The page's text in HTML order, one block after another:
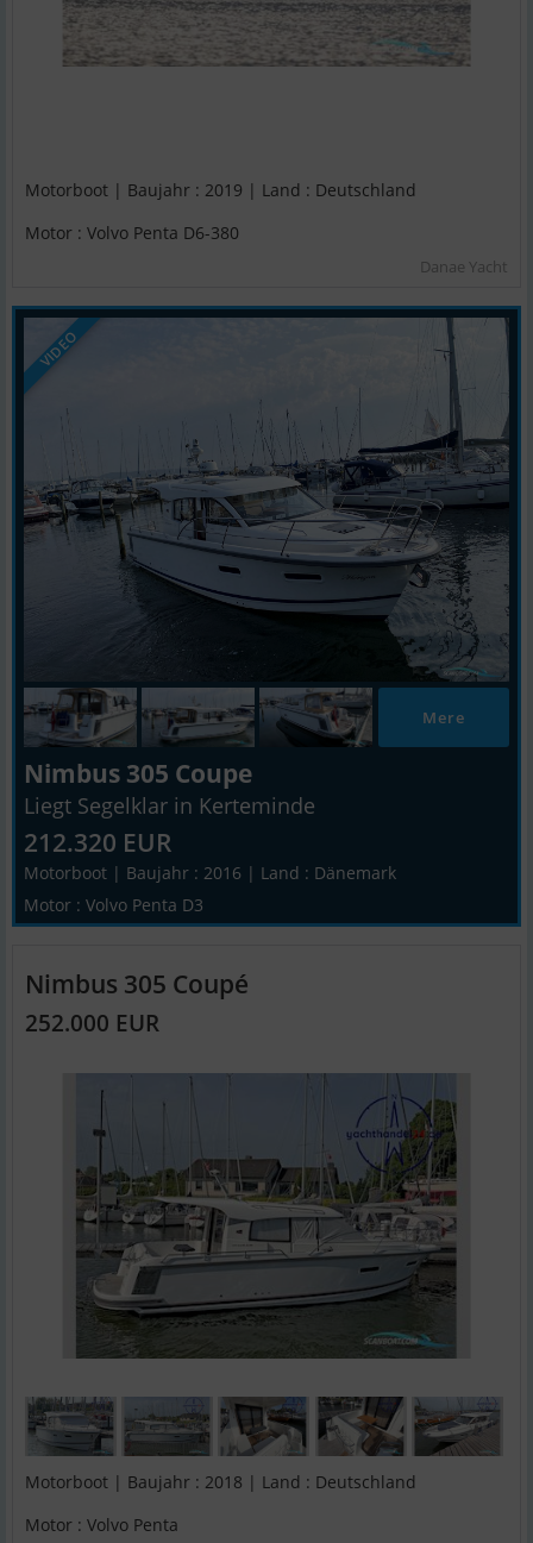
Motorboot | Baujahr : 2019 | Land : Deutschland
Motor : Volvo Penta D6-380
Danae Yacht
VIDEO
Mere
Nimbus 305 Coupe
Liegt Segelklar in Kerteminde
212.320 EUR
Motorboot | Baujahr : 2016 | Land : Dänemark
Motor : Volvo Penta D3
Nimbus 305 Coupé
252.000 EUR
Motorboot | Baujahr : 2018 | Land : Deutschland
Motor : Volvo Penta